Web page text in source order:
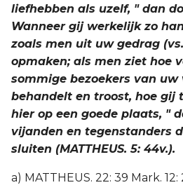
liefhebben als uzelf, " dan
Wanneer gij werkelijk zo
zoals men uit uw gedrag
opmaken; als men ziet hoe
sommige bezoekers van uw
behandelt en troost, hoe gij
hier op een goede plaats, "
vijanden en tegenstanders
sluiten (MATTHEUS. 5: 44v.).
a) MATTHEUS. 22: 39 Mark. 12: